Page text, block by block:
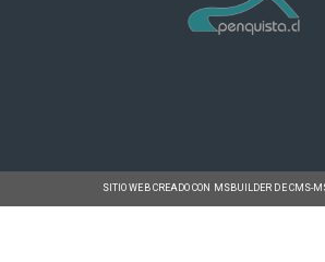
SITIO WEB CREADO CON MSBUILDER DE CMS-